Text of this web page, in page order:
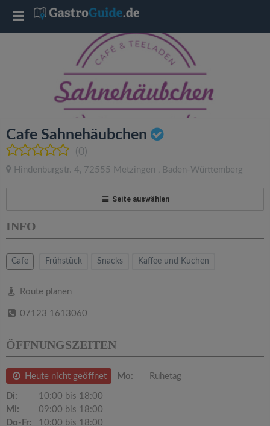
Cafe Sahnehäubchen
(0)
Hindenburgstr. 4, 72555 Metzingen , Baden-Württemberg
Seite auswählen
INFO
Cafe Frühstück Snacks Kaffee und Kuchen
Route planen
07123 1613060
ÖFFNUNGSZEITEN
Heute nicht geöffnet Mo: Ruhetag
Di:
10:00 bis 18:00
Mi:
09:00 bis 18:00
Do-Fr:
10:00 bis 18:00
T
l
e
a
v
a